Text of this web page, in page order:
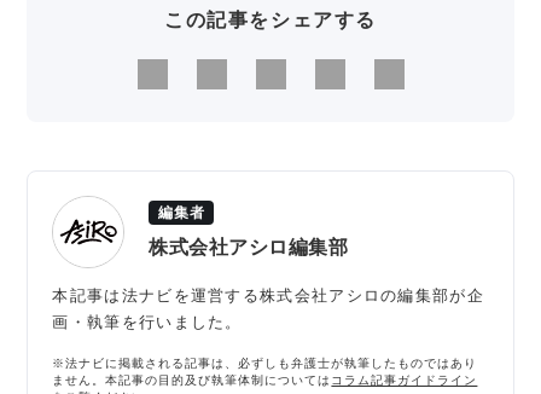
この記事をシェアする
編集者
株式会社アシロ編集部
本記事は法ナビを運営する株式会社アシロの編集部が企
画・執筆を行いました。
※法ナビに掲載される記事は、必ずしも弁護士が執筆したものではあり
ません。本記事の目的及び執筆体制については コラム記事ガイドライン